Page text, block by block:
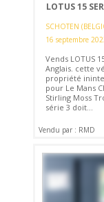
LOTUS 15
SCHOTEN
16 septembre
Vends LOTUS
Anglais. cette
propriété
pour Le Mans
Stirling Moss
série 3 doit...
Vendu par : RMD